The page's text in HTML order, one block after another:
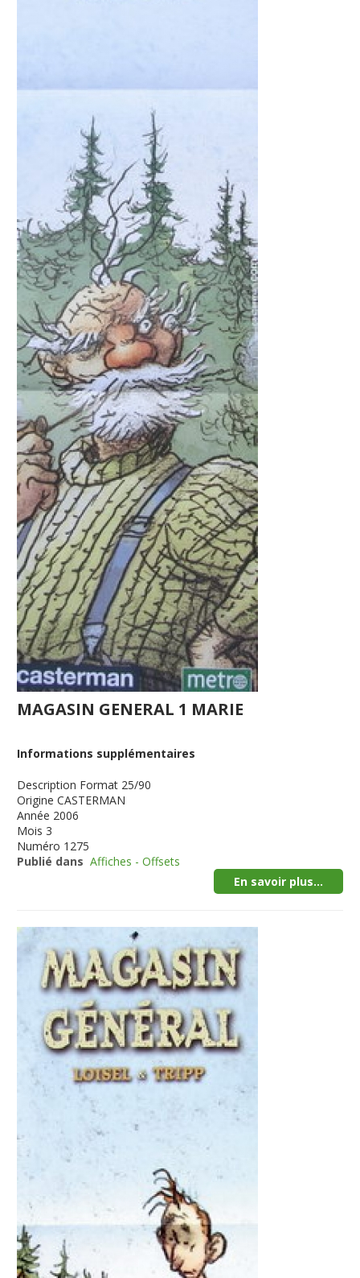
MAGASIN GENERAL 1 MARIE
Informations supplémentaires
Description Format 25/90
Origine CASTERMAN
Année 2006
Mois 3
Numéro 1275
Publié dans Affiches - Offsets
En savoir plus...